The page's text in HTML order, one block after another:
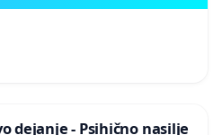
dejanje - Psihično nasilje